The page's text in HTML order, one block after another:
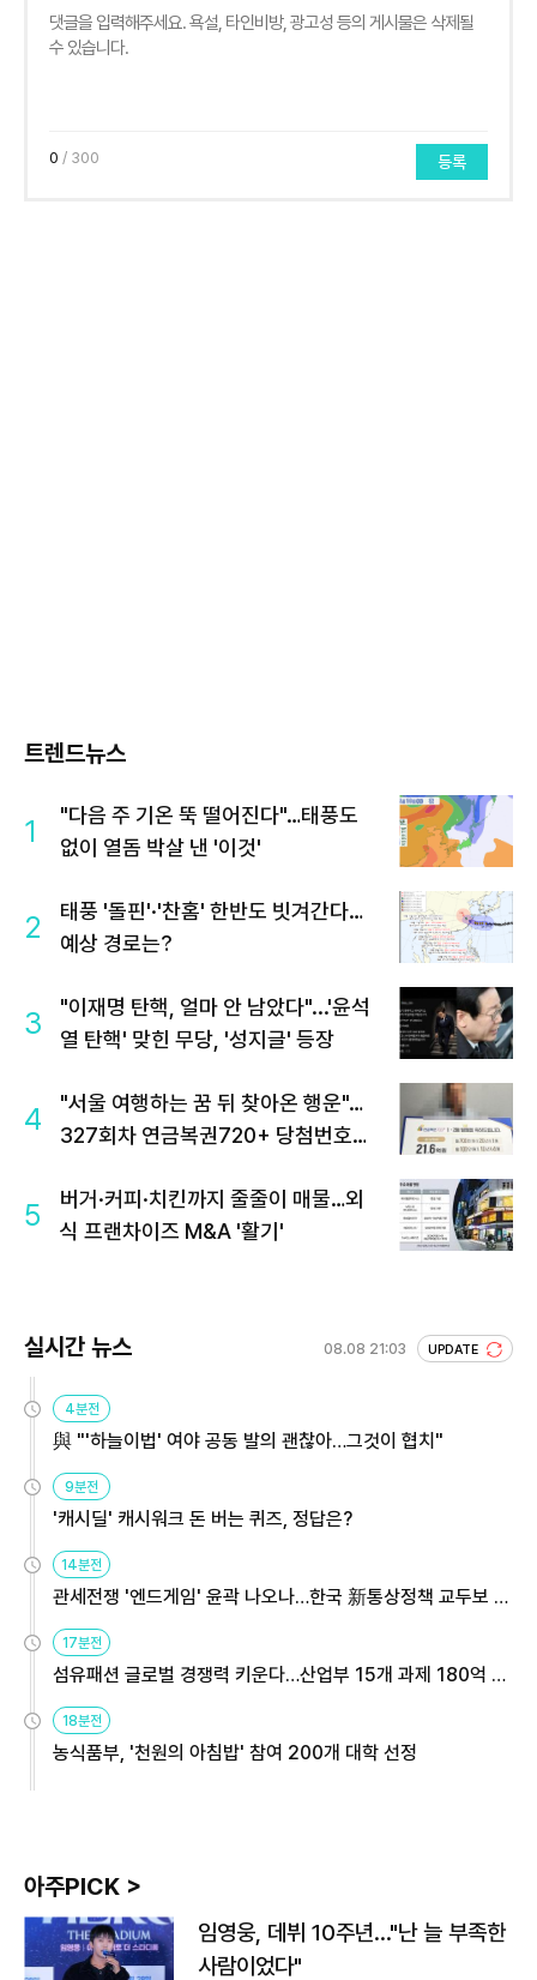
0 / 300 등록
트렌드뉴스
1
"다음 주 기온 뚝 떨어진다"…태풍도
없이 열돔 박살 낸 '이것'
2
태풍 '돌핀'·'찬홈' 한반도 빗겨간다…
예상 경로는?
3
"이재명 탄핵, 얼마 안 남았다"...'윤석
열 탄핵' 맞힌 무당, '성지글' 등장
4
"서울 여행하는 꿈 뒤 찾아온 행운"…
327회차 연금복권720+ 당첨번호조
5
버거·커피·치킨까지 줄줄이 매물…외
식 프랜차이즈 M&A '활기'
실시간 뉴스 08.08 21:03 UPDATE
4분전
與 "'하늘이법' 여야 공동 발의 괜찮아…그것이 협치"
9분전
'캐시딜' 캐시워크 돈 버는 퀴즈, 정답은?
14분전
관세전쟁 '엔드게임' 윤곽 나오나…한국 新통상정책 교두보 활
용해야
17분전
섬유패션 글로벌 경쟁력 키운다…산업부 15개 과제 180억 지
원
18분전
농식품부, '천원의 아침밥' 참여 200개 대학 선정
아주PICK >
임영웅, 데뷔 10주년…"난 늘 부족한
사람이었다"